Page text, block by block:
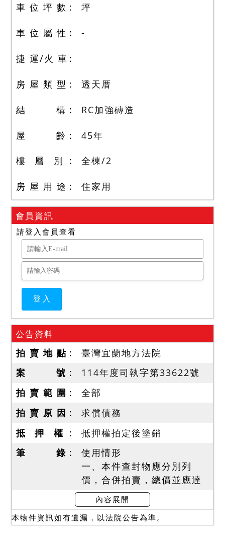
車 位 坪 數 坪
車 位 屬 性 -
捷 運/火 車
房 屋 類 型 透天厝
結 構 RC加強磚造
屋 齡 45年
樓 層 別 全棟/2
房 屋 用 途 住家用
會員資訊
請登入會員查看
公告資料
拍 賣 地 點
臺灣宜蘭地方法院
案 號
114年度司執字第33622號
拍 賣 範 圍
全部
拍 賣 原 因
求償債務
抵 押 權
抵押權拍定後塗銷
筆 錄
使用情形
一、本件查封物應分別列
價，合併拍賣，總價並應達
到底價，以總價最高者得
標。
二、抵押權登記拍定後塗
內容展開
本物件資訊如有遺漏，以法院公告為準。